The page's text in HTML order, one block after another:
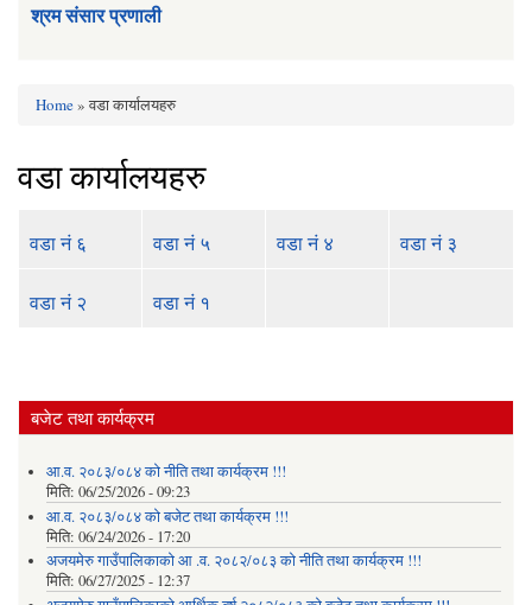
श्रम संसार प्रणाली
Home» वडा कार्यालयहरु
वडा कार्यालयहरु
वडा नं ६ वडा नं ५ वडा नं ४ वडा नं ३
वडा नं २ वडा नं १
बजेट तथा कार्यक्रम
आ.व. २०८३/०८४ को नीति तथा कार्यक्रम !!!
मिति: 06/25/2026 - 09:23
आ.व. २०८३/०८४ को बजेट तथा कार्यक्रम !!!
मिति: 06/24/2026 - 17:20
अजयमेरु गाउँपालिकाको आ .व. २०८२/०८३ को नीति तथा कार्यक्रम !!!
मिति: 06/27/2025 - 12:37